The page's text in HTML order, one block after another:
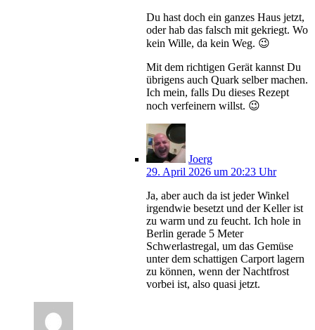
Du hast doch ein ganzes Haus jetzt,
oder hab das falsch mit gekriegt. Wo
kein Wille, da kein Weg. 😉
Mit dem richtigen Gerät kannst Du
übrigens auch Quark selber machen.
Ich mein, falls Du dieses Rezept
noch verfeinern willst. 😉
Joerg
29. April 2026 um 20:23 Uhr
Ja, aber auch da ist jeder Winkel
irgendwie besetzt und der Keller ist
zu warm und zu feucht. Ich hole in
Berlin gerade 5 Meter
Schwerlastregal, um das Gemüse
unter dem schattigen Carport lagern
zu können, wenn der Nachtfrost
vorbei ist, also quasi jetzt.